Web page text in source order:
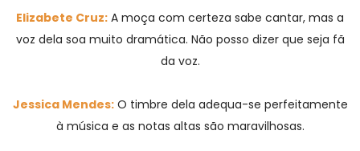
Elizabete Cruz: A moça com certeza sabe cantar, mas a
voz dela soa muito dramática. Não posso dizer que seja fã
da voz.
Jessica Mendes:O timbre dela adequa-se perfeitamente
à música e as notas altas são maravilhosas.